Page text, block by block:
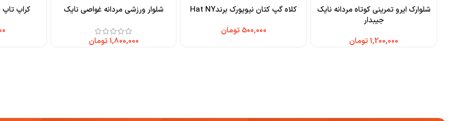
شلوارک ایرو تمرینی کوتاه مردانه نایک
جیبدار
تومان
کلاه گپ کتان نیویورک برندHat NY
تومان
شلوار ورزشی مردانه غواصی نایک
تومان
کراپ تاپ